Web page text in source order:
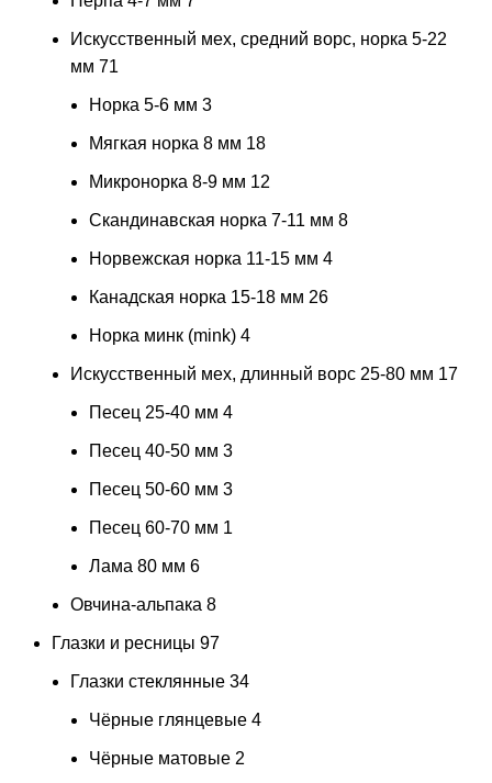
Искусственный мех, средний ворс, норка 5-22
мм 71
Норка 5-6 мм 3
Мягкая норка 8 мм 18
Микронорка 8-9 мм 12
Скандинавская норка 7-11 мм 8
Норвежская норка 11-15 мм 4
Канадская норка 15-18 мм 26
Норка минк (mink) 4
Искусственный мех, длинный ворс 25-80 мм 17
Песец 25-40 мм 4
Песец 40-50 мм 3
Песец 50-60 мм 3
Песец 60-70 мм 1
Лама 80 мм 6
Овчина-альпака 8
Глазки и ресницы 97
Глазки стеклянные 34
Чёрные глянцевые 4
Чёрные матовые 2